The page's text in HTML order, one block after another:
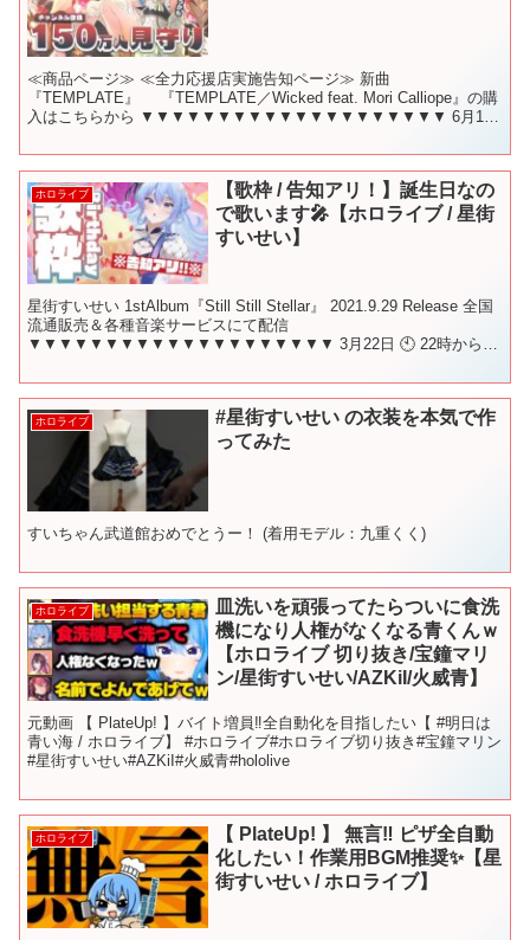
≪商品ページ≫ ≪全力応援店実施告知ページ≫ 新曲
『TEMPLATE』 『TEMPLATE／Wicked feat. Mori Calliope』の購
入はこちらから ▼▼▼▼▼▼▼▼▼▼▼▼▼▼▼▼▼▼▼▼ 6月16
ホロライブ
【歌枠 / 告知アリ！】誕生日なの
で歌います🎤【ホロライブ / 星街
すいせい】
星街すいせい 1stAlbum『Still Still Stellar』 2021.9.29 Release 全国
流通販売＆各種音楽サービスにて配信
▼▼▼▼▼▼▼▼▼▼▼▼▼▼▼▼▼▼▼▼ 3月22日 🕙 22時から！
ホロライブ
#星街すいせい の衣装を本気で作
ってみた
すいちゃん武道館おめでとうー！ (着用モデル：九重くく)
ホロライブ
皿洗いを頑張ってたらついに食洗
機になり人権がなくなる青くんｗ
【ホロライブ 切り抜き/宝鐘マリ
ン/星街すいせい/AZKiI/火威青】
元動画 【 PlateUp! 】バイト増員‼全自動化を目指したい【 #明日は
青い海 / ホロライブ】 #ホロライブ#ホロライブ切り抜き#宝鐘マリン
#星街すいせい#AZKiI#火威青#hololive
ホロライブ
【 PlateUp! 】 無言‼ ピザ全自動
化したい！作業用BGM推奨✨【星
街すいせい / ホロライブ】